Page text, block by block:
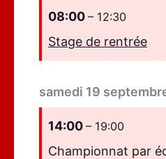
08:00 – 12:30
Stage de rentrée
samedi 19
14:00 – 19:00
Championnat par